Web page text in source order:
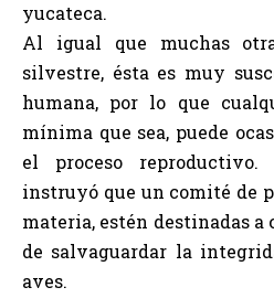
yucateca.
Al igual que muchas
silvestre, ésta es muy
humana, por lo que
mínima que sea, puede
el proceso
instruyó que un comité de
materia, estén destinadas
de salvaguardar la
aves.